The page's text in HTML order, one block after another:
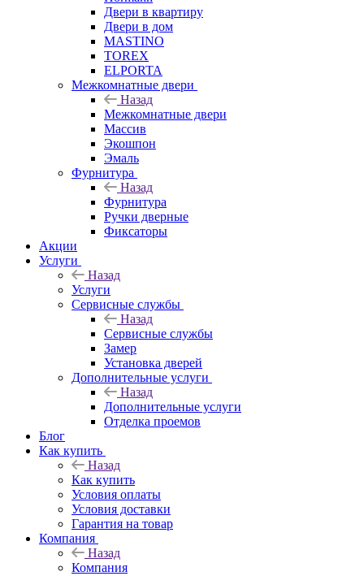
Двери в квартиру
Двери в дом
MASTINO
TOREX
ELPORTA
Межкомнатные двери
Назад
Межкомнатные двери
Массив
Экошпон
Эмаль
Фурнитура
Назад
Фурнитура
Ручки дверные
Фиксаторы
Акции
Услуги
Назад
Услуги
Сервисные службы
Назад
Сервисные службы
Замер
Установка дверей
Дополнительные услуги
Назад
Дополнительные услуги
Отделка проемов
Блог
Как купить
Назад
Как купить
Условия оплаты
Условия доставки
Гарантия на товар
Компания
Назад
Компания